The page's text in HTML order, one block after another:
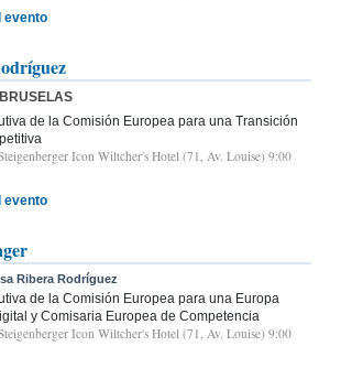
evento
de la Comisión Europea para una Transición
Icon Wiltcher's Hotel (71, Av. Louise) 9:00
evento
Ribera Rodríguez
de la Comisión Europea para una Europa
y Comisaria Europea de Competencia
Icon Wiltcher's Hotel (71, Av. Louise) 9:00